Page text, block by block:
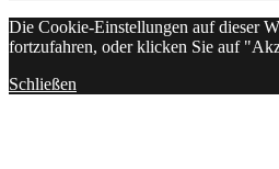
Die Cookie-Einstellungen auf dieser
fortzufahren, oder klicken Sie auf
Schließen